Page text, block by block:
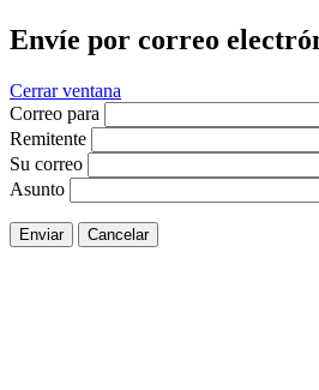
Envíe por correo
Cerrar ventana
Correo para
Remitente
Su correo
Asunto
Enviar Cancelar